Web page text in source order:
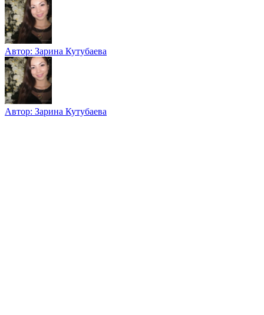
Автор: Зарина Кутубаева
Автор: Зарина Кутубаева